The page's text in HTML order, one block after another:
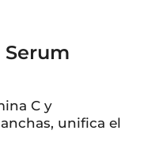
C y
unifica el